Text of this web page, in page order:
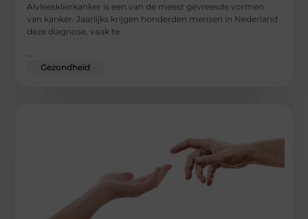
Alvleesklierkanker is een van de meest gevreesde vormen
van kanker. Jaarlijks krijgen honderden mensen in Nederland
deze diagnose, vaak te
...
Gezondheid